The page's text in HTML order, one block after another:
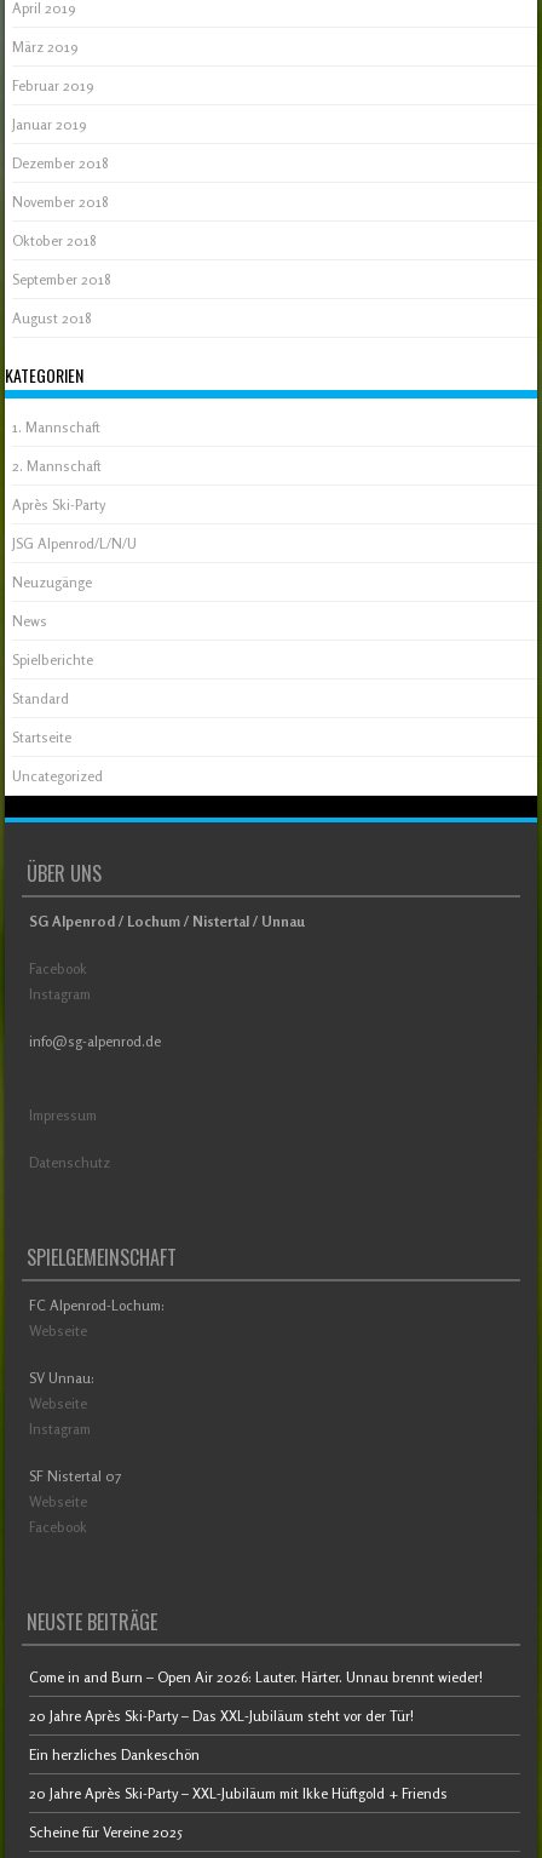
April 2019
März 2019
Februar 2019
Januar 2019
Dezember 2018
November 2018
Oktober 2018
September 2018
August 2018
KATEGORIEN
1. Mannschaft
2. Mannschaft
Après Ski-Party
JSG Alpenrod/L/N/U
Neuzugänge
News
Spielberichte
Standard
Startseite
Uncategorized
ÜBER UNS
SG Alpenrod / Lochum / Nistertal / Unnau
Facebook
Instagram
info@sg-alpenrod.de
Impressum
Datenschutz
SPIELGEMEINSCHAFT
FC Alpenrod-Lochum:
Webseite
SV Unnau:
Webseite
Instagram
SF Nistertal 07
Webseite
Facebook
NEUSTE BEITRÄGE
Come in and Burn – Open Air 2026: Lauter. Härter. Unnau brennt wieder!
20 Jahre Après Ski-Party – Das XXL-Jubiläum steht vor der Tür!
Ein herzliches Dankeschön
20 Jahre Après Ski-Party – XXL-Jubiläum mit Ikke Hüftgold + Friends
Scheine für Vereine 2025